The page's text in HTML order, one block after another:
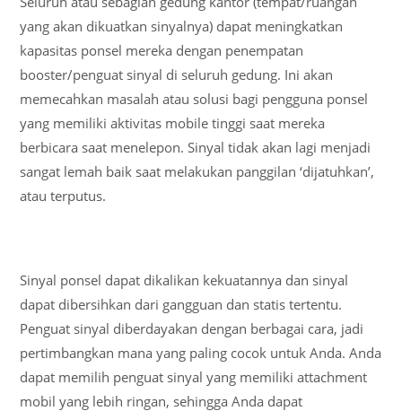
yang akan dikuatkan sinyalnya) dapat meningkatkan
kapasitas ponsel mereka dengan penempatan
booster/penguat sinyal di seluruh gedung. Ini akan
memecahkan masalah atau solusi bagi pengguna ponsel
yang memiliki aktivitas mobile tinggi saat mereka
berbicara saat menelepon. Sinyal tidak akan lagi menjadi
sangat lemah baik saat melakukan panggilan ‘dijatuhkan’,
atau terputus.
Sinyal ponsel dapat dikalikan kekuatannya dan sinyal
dapat dibersihkan dari gangguan dan statis tertentu.
Penguat sinyal diberdayakan dengan berbagai cara, jadi
pertimbangkan mana yang paling cocok untuk Anda. Anda
dapat memilih penguat sinyal yang memiliki attachment
mobil yang lebih ringan, sehingga Anda dapat